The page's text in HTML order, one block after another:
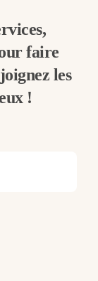
faire
les
!